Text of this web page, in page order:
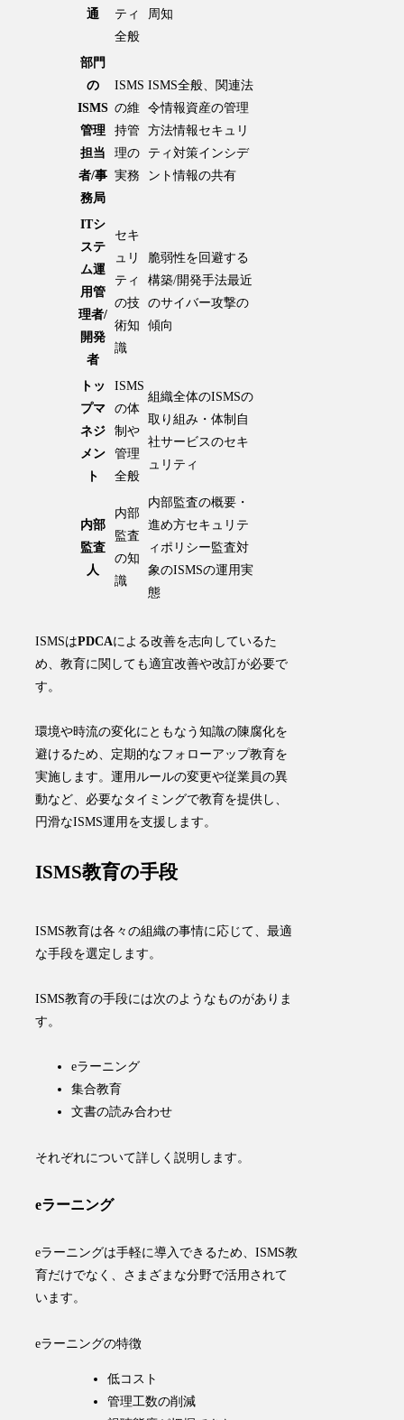
通
ティ
全般
周知
部門
の
ISMS
管理
担当
者/事
務局
ISMS
の維
持管
理の
実務
ISMS全般、関連法
令情報資産の管理
方法情報セキュリ
ティ対策インシデ
ント情報の共有
ITシ
ステ
ム運
用管
理者/
開発
者
セキ
ュリ
ティ
の技
術知
識
脆弱性を回避する
構築/開発手法最近
のサイバー攻撃の
傾向
トッ
プマ
ネジ
メン
ト
ISMS
の体
制や
管理
全般
組織全体のISMSの
取り組み・体制自
社サービスのセキ
ュリティ
内部
監査
人
内部
監査
の知
識
内部監査の概要・
進め方セキュリテ
ィポリシー監査対
象のISMSの運用実
態
ISMSはPDCAによる改善を志向しているた
め、教育に関しても適宜改善や改訂が必要で
す。
環境や時流の変化にともなう知識の陳腐化を
避けるため、定期的なフォローアップ教育を
実施します。運用ルールの変更や従業員の異
動など、必要なタイミングで教育を提供し、
円滑なISMS運用を支援します。
ISMS教育の手段
ISMS教育は各々の組織の事情に応じて、最適
な手段を選定します。
ISMS教育の手段には次のようなものがありま
す。
eラーニング
集合教育
文書の読み合わせ
それぞれについて詳しく説明します。
eラーニング
eラーニングは手軽に導入できるため、ISMS教
育だけでなく、さまざまな分野で活用されて
います。
eラーニングの特徴
低コスト
管理工数の削減